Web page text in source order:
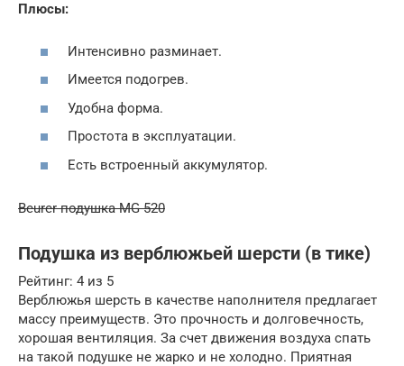
Плюсы:
Интенсивно разминает.
Имеется подогрев.
Удобна форма.
Простота в эксплуатации.
Есть встроенный аккумулятор.
Beurer подушка MG 520
Подушка из верблюжьей шерсти (в тике)
Рейтинг: 4 из 5
Верблюжья шерсть в качестве наполнителя предлагает
массу преимуществ. Это прочность и долговечность,
хорошая вентиляция. За счет движения воздуха спать
на такой подушке не жарко и не холодно. Приятная